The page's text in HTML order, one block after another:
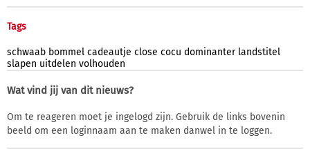
Tags
schwaab bommel cadeautje close cocu dominanter landstitel
slapen uitdelen volhouden
Wat vind jij van dit nieuws?
Om te reageren moet je ingelogd zijn. Gebruik de links bovenin
beeld om een loginnaam aan te maken danwel in te loggen.